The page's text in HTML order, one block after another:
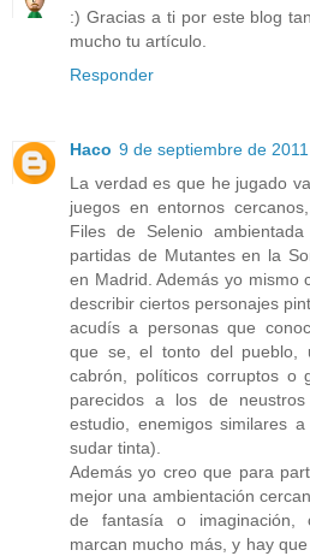
:) Gracias a ti por este blog
mucho tu artículo.
Responder
Haco 9 de septiembre de
La verdad es que he jugado
juegos en entornos
Files de Selenio
partidas de Mutantes en la
en Madrid. Además yo mismo
describir ciertos personajes
acudís a personas que
que se, el tonto del pueblo,
cabrón, políticos corruptos o
parecidos a los de
estudio, enemigos similares
sudar tinta).
Además yo creo que para
mejor una ambientación
de fantasía o imaginación,
marcan mucho más, y hay